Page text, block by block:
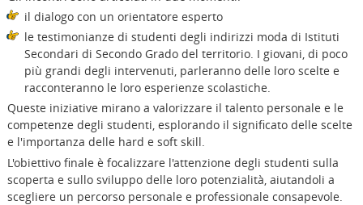
il dialogo con un orientatore esperto
le testimonianze di studenti degli indirizzi moda di Istituti
Secondari di Secondo Grado del territorio. I giovani, di poco
più grandi degli intervenuti, parleranno delle loro scelte e
racconteranno le loro esperienze scolastiche.
Queste iniziative mirano a valorizzare il talento personale e le
competenze degli studenti, esplorando il significato delle scelte
e l'importanza delle hard e soft skill.
L'obiettivo finale è focalizzare l'attenzione degli studenti sulla
scoperta e sullo sviluppo delle loro potenzialità, aiutandoli a
scegliere un percorso personale e professionale consapevole.